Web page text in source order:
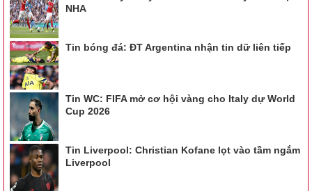
NHA
Tin bóng đá: ĐT Argentina nhận tin dữ liên tiếp
Tin WC: FIFA mở cơ hội vàng cho Italy dự World
Cup 2026
Tin Liverpool: Christian Kofane lọt vào tầm ngắm
Liverpool